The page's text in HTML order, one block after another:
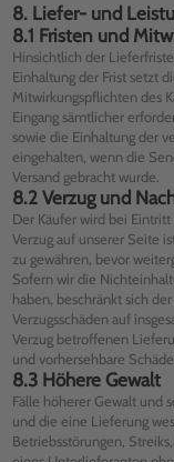
8. Liefer- und
8.1 Fristen und
Hinsichtlich der
Einhaltung der Frist setzt
Mitwirkungspflichten des
Eingang sämtlicher
sowie die Einhaltung der
eingehalten, wenn die
Versand gebracht wurde.
8.2 Verzug und
Der Käufer wird bei
Verzug auf unserer Seite
zu gewähren, bevor
Sofern wir die
haben, beschränkt sich
Verzugsschäden auf
Verzug betroffenen
und vorhersehbare
8.3 Höhere Gewalt
Fälle höherer Gewalt und
und die eine Lieferung
Betriebsstörungen,